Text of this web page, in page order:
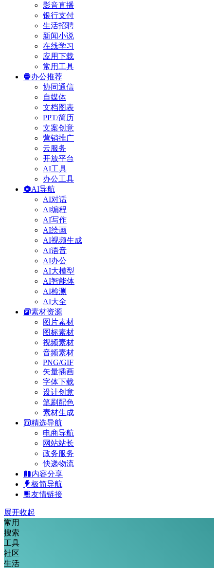
影音直播
银行支付
生活招聘
新闻小说
在线学习
应用下载
常用工具
办公推荐
协同通信
自媒体
文档图表
PPT/简历
文案创意
营销推广
云服务
开放平台
AI工具
办公工具
AI导航
AI对话
AI编程
AI写作
AI绘画
AI视频生成
AI语音
AI办公
AI大模型
AI智能体
AI检测
AI大全
素材资源
图片素材
图标素材
视频素材
音频素材
PNG/GIF
矢量插画
字体下载
设计创意
笔刷配色
素材生成
精选导航
电商导航
网站站长
政务服务
快递物流
内容分享
极简导航
友情链接
展开收起
常用
搜索
工具
社区
生活